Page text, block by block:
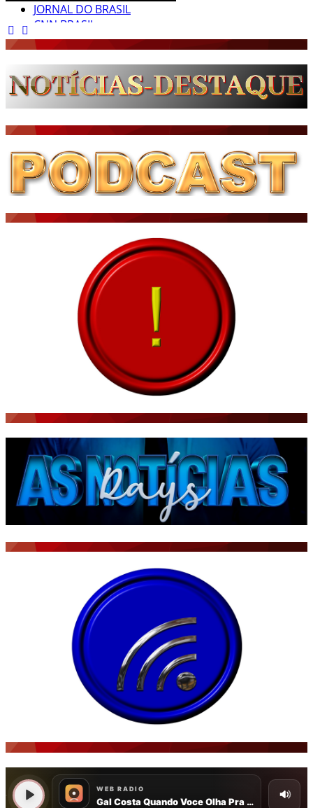
JORNAL DO BRASIL
CNN BRASIL
CBN GLOBO
RÁDIO AGÊNCIA
NOTÍCIAS AO MINUTO
ACONTECEU...VIROU MANCHETE!
BLOGS & COLUNAS
PODCAST - PONTO DE VISTA
BRASIL DE FATO - ÚLTIMAS NOTÍCIAS
NOTÍCIAS DESTAQUE DO DIA
BRASIL NOTÍCIAS
ÚLTIMAS NOTÍCIAS
NOTÍCIAS TAMBÉM NA TELA
BRASIL MUNDO AO VIVO
O MUNDO É NOTÍCIA